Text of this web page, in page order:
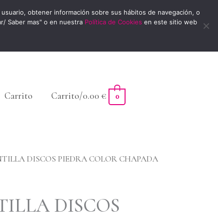
Carrito Carrito/0.00€ 0
DISCOS PIEDRA COLOR CHAPADA
DISCOS
obtener información sobre sus hábitos de navegación, o
Saber mas" o en nuestra Política de Cookies en este sitio web